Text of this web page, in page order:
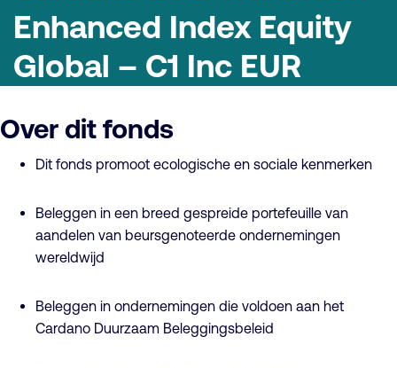
Enhanced Index Equity
Global – C1 Inc EUR
Over dit fonds
Dit fonds promoot ecologische en sociale kenmerken
Beleggen in een breed gespreide portefeuille van
aandelen van beursgenoteerde ondernemingen
wereldwijd
Beleggen in ondernemingen die voldoen aan het
Cardano Duurzaam Beleggingsbeleid